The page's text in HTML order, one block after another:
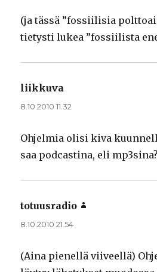
(ja tässä ”fossiilisia
tietysti lukea ”fossiilista
liikkuva
8.10.2010 11.32
Ohjelmia olisi kiva
saa podcastina, eli mp3sina?
totuusradio
8.10.2010 21.54
(Aina pienellä viiveellä)